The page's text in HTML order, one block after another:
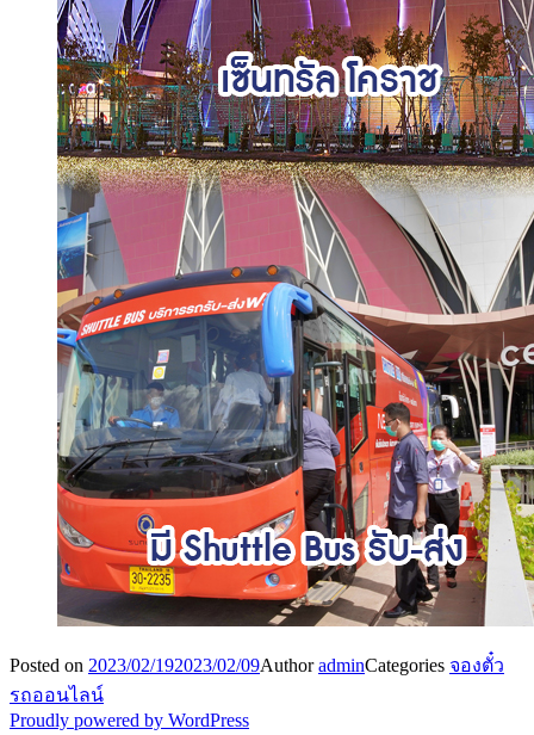
Posted on 2023/02/192023/02/09AuthoradminCategories จองตั๋ว
รถออนไลน์
Proudly powered by WordPress